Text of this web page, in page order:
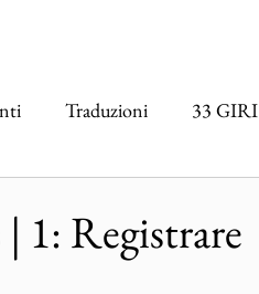
Traduzioni 33 GIRI
1: Registrare